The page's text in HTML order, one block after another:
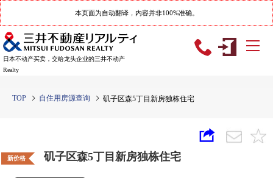
本页面为自动翻译，内容并非100%准确。
日本不动产买卖，交给龙头企业的三井不动产
Realty
TOP 自住用房源查询 矶子区森5丁目新房独栋住宅
新价格 矶子区森5丁目新房独栋住宅